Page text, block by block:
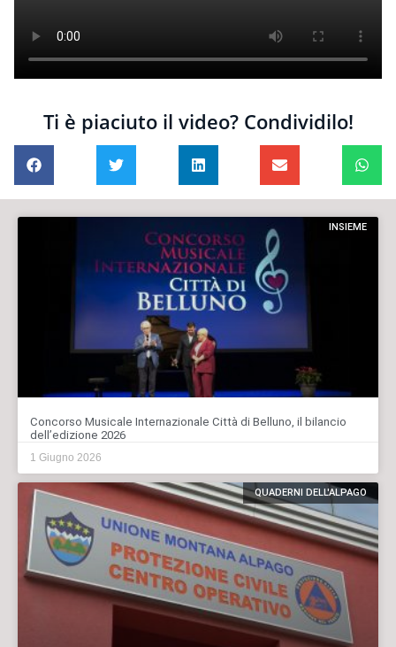
Ti è piaciuto il video? Condividilo!
INSIEME
Concorso Musicale Internazionale Città di Belluno, il bilancio
dell’edizione 2026
1 Giugno 2026
QUADERNI DELL'ALPAGO